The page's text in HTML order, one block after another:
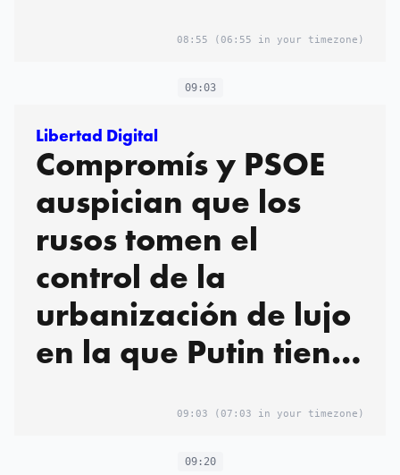
08:55 (06:55 in your timezone)
09:03
Libertad Digital
Compromís y PSOE
auspician que los
rusos tomen el
control de la
urbanización de lujo
en la que Putin tiene
09:03 (07:03 in your timezone)
09:20